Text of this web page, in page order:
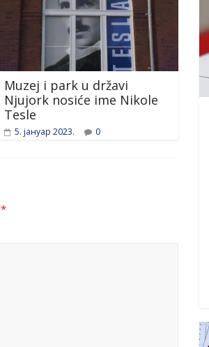
Muzej i park u državi
Njujork nosiće ime Nikole
Tesle
5. јануар 2023. 0
*